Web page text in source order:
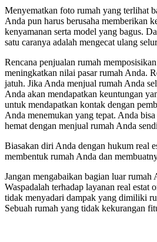
Menyematkan foto rumah yang terlihat
Anda pun harus berusaha memberikan
kenyamanan serta model yang bagus.
satu caranya adalah mengecat ulang
Rencana penjualan rumah
meningkatkan nilai pasar rumah Anda.
jatuh. Jika Anda menjual rumah Anda
Anda akan mendapatkan keuntungan
untuk mendapatkan kontak dengan
Anda menemukan yang tepat. Anda
hemat dengan menjual rumah Anda
Biasakan diri Anda dengan hukum real
membentuk rumah Anda dan
Jangan mengabaikan bagian luar rumah
Waspadalah terhadap layanan real
tidak menyadari dampak yang dimiliki
Sebuah rumah yang tidak kekurangan